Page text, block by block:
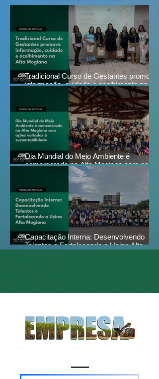
Tradicional Curso de Gestantes promove
informação, cuidado e acolhimento na Alta
Dia Mundial do Meio Ambiente é
comemorado na Alta Mogiana com ações
voltadas à sustentabilidade
Capacitação Interna: Desenvolvendo
Talentos e Fortalecendo a Usina Alta